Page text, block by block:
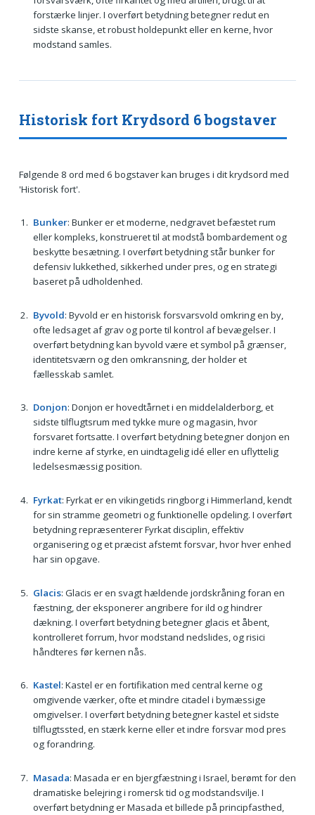
forstærke linjer. I overført betydning betegner redut en
sidste skanse, et robust holdepunkt eller en kerne, hvor
modstand samles.
Historisk fort Krydsord 6 bogstaver
Følgende 8 ord med 6 bogstaver kan bruges i dit krydsord med
'Historisk fort'.
Bunker: Bunker er et moderne, nedgravet befæstet rum
eller kompleks, konstrueret til at modstå bombardement og
beskytte besætning. I overført betydning står bunker for
defensiv lukkethed, sikkerhed under pres, og en strategi
baseret på udholdenhed.
Byvold: Byvold er en historisk forsvarsvold omkring en by,
ofte ledsaget af grav og porte til kontrol af bevægelser. I
overført betydning kan byvold være et symbol på grænser,
identitetsværn og den omkransning, der holder et
fællesskab samlet.
Donjon: Donjon er hovedtårnet i en middelalderborg, et
sidste tilflugtsrum med tykke mure og magasin, hvor
forsvaret fortsatte. I overført betydning betegner donjon en
indre kerne af styrke, en uindtagelig idé eller en uflyttelig
ledelsesmæssig position.
Fyrkat: Fyrkat er en vikingetids ringborg i Himmerland, kendt
for sin stramme geometri og funktionelle opdeling. I overført
betydning repræsenterer Fyrkat disciplin, effektiv
organisering og et præcist afstemt forsvar, hvor hver enhed
har sin opgave.
Glacis: Glacis er en svagt hældende jordskråning foran en
fæstning, der eksponerer angribere for ild og hindrer
dækning. I overført betydning betegner glacis et åbent,
kontrolleret forrum, hvor modstand nedslides, og risici
håndteres før kernen nås.
Kastel: Kastel er en fortifikation med central kerne og
omgivende værker, ofte et mindre citadel i bymæssige
omgivelser. I overført betydning betegner kastel et sidste
tilflugtssted, en stærk kerne eller et indre forsvar mod pres
og forandring.
Masada: Masada er en bjergfæstning i Israel, berømt for den
dramatiske belejring i romersk tid og modstandsvilje. I
overført betydning er Masada et billede på principfasthed,